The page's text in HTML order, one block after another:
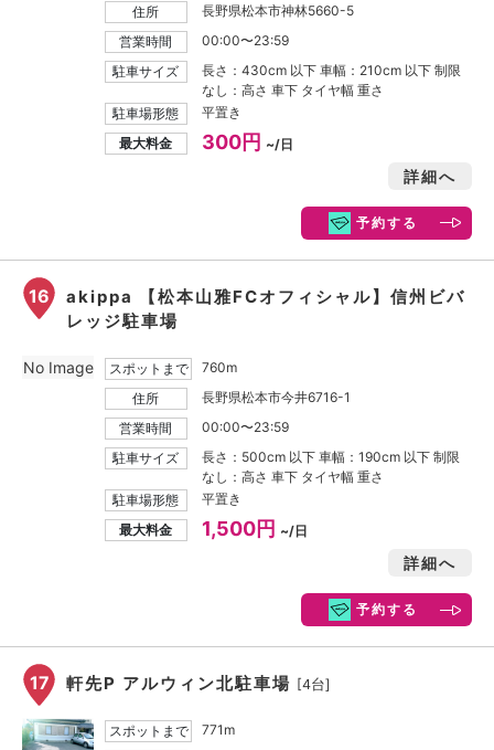
住所
長野県松本市神林5660-5
営業時間
00:00〜23:59
駐車サイズ
長さ：430cm 以下 車幅：210cm 以下 制限
なし：高さ 車下 タイヤ幅 重さ
駐車場形態
平置き
最大料金
300円 ~/日
詳細へ
予約する
16
akippa 【松本山雅FCオフィシャル】信州ビバ
レッジ駐車場
スポットまで
760m
住所
長野県松本市今井6716-1
営業時間
00:00〜23:59
駐車サイズ
長さ：500cm 以下 車幅：190cm 以下 制限
なし：高さ 車下 タイヤ幅 重さ
駐車場形態
平置き
最大料金
1,500円 ~/日
詳細へ
予約する
No Image
17 軒先P アルウィン北駐車場 [4台]
スポットまで
771m